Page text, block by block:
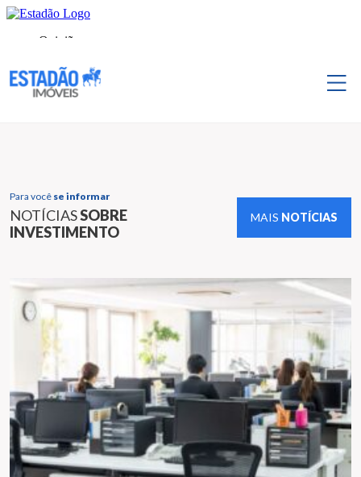
Para você se informar
NOTÍCIASSOBRE
INVESTIMENTO
MAIS NOTÍCIAS